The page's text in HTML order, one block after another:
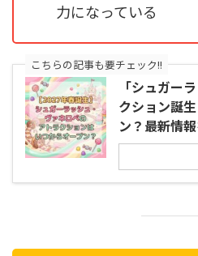
力になっている
こちらの記事も要チェック!!
「シュガー
クション誕
ン？最新情